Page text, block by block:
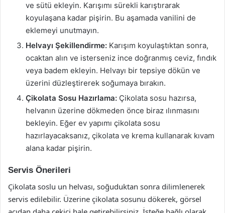
ve sütü ekleyin. Karışımı sürekli karıştırarak
koyulaşana kadar pişirin. Bu aşamada vanilini de
eklemeyi unutmayın.
Helvayı Şekillendirme: Karışım koyulaştıktan sonra,
ocaktan alın ve isterseniz ince doğranmış ceviz, fındık
veya badem ekleyin. Helvayı bir tepsiye dökün ve
üzerini düzleştirerek soğumaya bırakın.
Çikolata Sosu Hazırlama: Çikolata sosu hazırsa,
helvanın üzerine dökmeden önce biraz ılınmasını
bekleyin. Eğer ev yapımı çikolata sosu
hazırlayacaksanız, çikolata ve krema kullanarak kıvam
alana kadar pişirin.
Servis Önerileri
Çikolata soslu un helvası, soğuduktan sonra dilimlenerek
servis edilebilir. Üzerine çikolata sosunu dökerek, görsel